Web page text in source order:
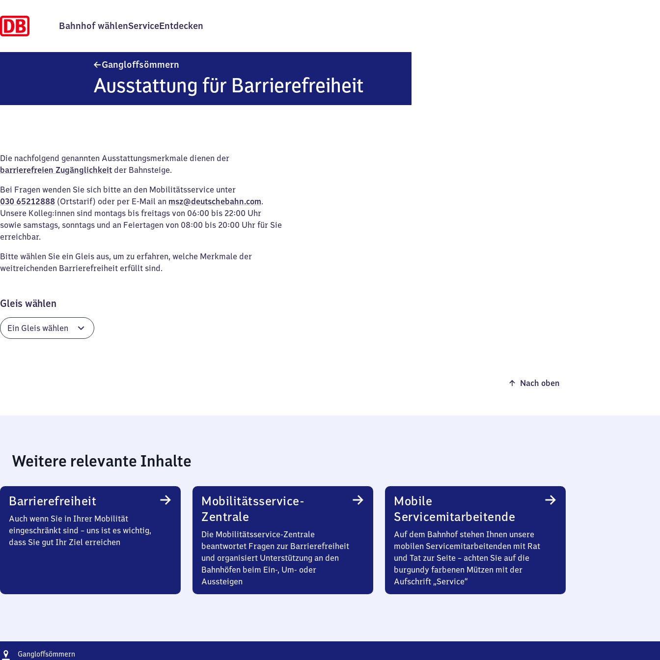
Bahnhof wählenServiceEntdecken
Gangloffsömmern
Ausstattung für Barrierefreiheit
Die nachfolgend genannten Ausstattungsmerkmale dienen der
barrierefreien Zugänglichkeit der Bahnsteige.
Bei Fragen wenden Sie sich bitte an den Mobilitätsservice unter
030 65212888 (Ortstarif) oder per E-Mail an msz@deutschebahn.com.
Unsere Kolleg:innen sind montags bis freitags von 06:00 bis 22:00 Uhr
sowie samstags, sonntags und an Feiertagen von 08:00 bis 20:00 Uhr für Sie
erreichbar.
Bitte wählen Sie ein Gleis aus, um zu erfahren, welche Merkmale der
weitreichenden Barrierefreiheit erfüllt sind.
Gleis wählen
Nach oben
Weitere relevante Inhalte
Barrierefreiheit
Auch wenn Sie in Ihrer Mobilität
eingeschränkt sind – uns ist es wichtig,
dass Sie gut Ihr Ziel erreichen
Mobilitätsservice-
Zentrale
Die Mobilitätsservice-Zentrale
beantwortet Fragen zur Barrierefreiheit
und organisiert Unterstützung an den
Bahnhöfen beim Ein-, Um- oder
Aussteigen
Mobile
Servicemitarbeitende
Auf dem Bahnhof stehen Ihnen unsere
mobilen Servicemitarbeitenden mit Rat
und Tat zur Seite – achten Sie auf die
burgundy farbenen Mützen mit der
Aufschrift „Service“
Adresse
Gangloffsömmern